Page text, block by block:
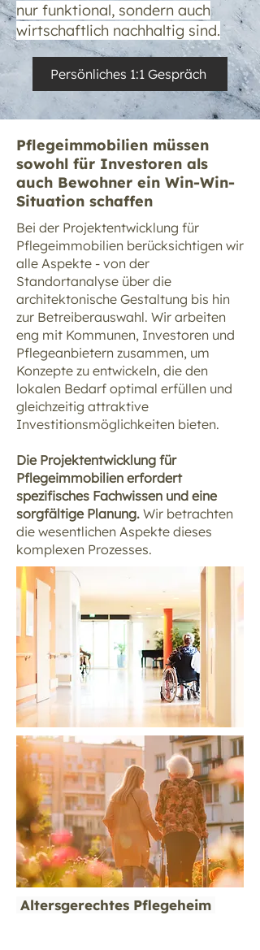
nur funktional, sondern auch
wirtschaftlich nachhaltig sind.
Persönliches 1:1 Gespräch
Pflegeimmobilien müssen
sowohl für Investoren als
auch Bewohner ein Win-Win-
Situation schaffen
Bei der Projektentwicklung für
Pflegeimmobilien berücksichtigen wir
alle Aspekte - von der
Standortanalyse über die
architektonische Gestaltung bis hin
zur Betreiberauswahl. Wir arbeiten
eng mit Kommunen, Investoren und
Pflegeanbietern zusammen, um
Konzepte zu entwickeln, die den
lokalen Bedarf optimal erfüllen und
gleichzeitig attraktive
Investitionsmöglichkeiten bieten.
Die Projektentwicklung für
Pflegeimmobilien erfordert
spezifisches Fachwissen und eine
sorgfältige Planung. Wir betrachten
die wesentlichen Aspekte dieses
komplexen Prozesses.
Altersgerechtes Pflegeheim